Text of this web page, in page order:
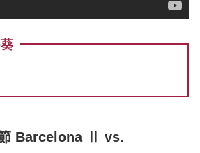
Barcelona Ⅱ vs.